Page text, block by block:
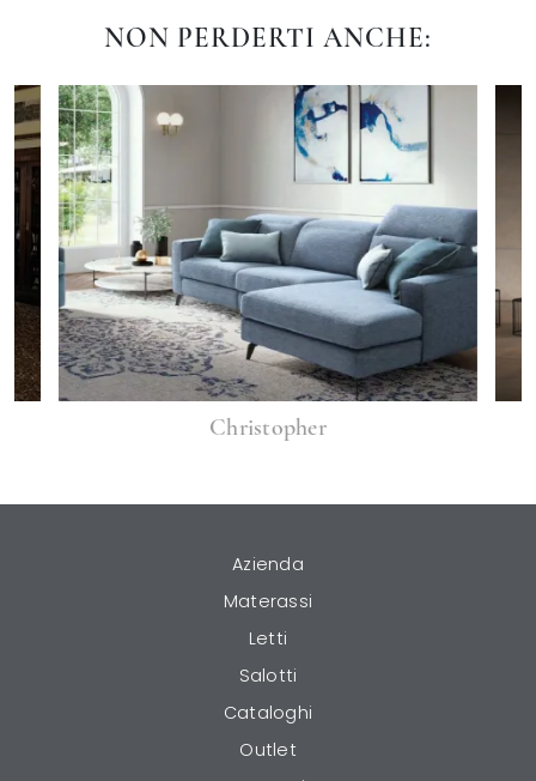
NON PERDERTI ANCHE:
Christopher
Azienda
Materassi
Letti
Salotti
Cataloghi
Outlet